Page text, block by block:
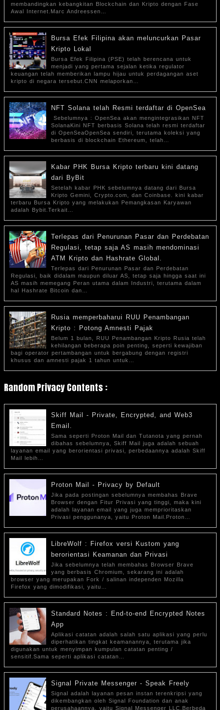
membandingkan kebangkitan Blockchain dan Kripto dengan Fase
Awal Internet.Marc Andreessen…
Bursa Efek Filipina akan meluncurkan Pasar
Kripto Lokal
Bursa Efek Filipina (PSE) telah berencana untuk
menjadi yang pertama sejalan ketika regulator
keuangan telah memberikan lampu hijau untuk perdagangan aset
kripto di negara tersebut.CNN melaporkan…
NFT Solana telah Resmi terdaftar di OpenSea
Sebelumnya : OpenSea akan mengintegrasikan NFT
SolanaKini NFT berbasis Solana telah resmi terdaftar
di OpenSeaOpenSea sendiri, terutama koleksi yang
berbasis di blockchain Ethereum, telah…
Kabar PHK Bursa Kripto terbaru kini datang
dari ByBit
Setelah kabar PHK sebelumnya datang dari Bursa
Kripto Gemini, Crypto.com, dan Coinbase. kini kabar
terbaru Bursa Kripto yang melakukan Pemangkasan Karyawan
adalah Bybit.Terkait…
Terlepas dari Penurunan Pasar dan Perdebatan
Regulasi, tetap saja AS masih mendominasi
ATM Kripto dan Hashrate Global.
Terlepas dari Penurunan Pasar dan Perdebatan
Regulasi, baik didalam maupun diluar AS, tetap saja hingga saat ini
AS masih memegang Peran utama dalam Industri, terutama dalam
hal Hashrate Bitcoin dan…
Rusia memperbaharui RUU Penambangan
Kripto : Potong Amnesti Pajak
Belum 1 bulan, RUU Penambangan Kripto Rusia telah
kehilangan beberapa poin penting, seperti kewajiban
bagi operator pertambangan untuk bergabung dengan registri
khusus dan amnesti pajak 1 tahun untuk…
Random Privacy Contents :
Skiff Mail - Private, Encrypted, and Web3
Email.
Sama seperti Proton Mail dan Tutanota yang pernah
dibahas sebelumnya, Skiff Mail juga adalah sebuah
layanan email yang berorientasi privasi, perbedaannya adalah Skiff
Mail lebih…
Proton Mail - Privacy by Default
Jika pada postingan sebelumnya membahas Brave
Browser dengan Fitur Privasi yang tinggi, maka kini
adalah layanan email yang juga memprioritaskan
Privasi penggunanya, yaitu Proton Mail.Proton…
LibreWolf : Firefox versi Kustom yang
berorientasi Keamanan dan Privasi
Jika sebelumnya telah membahas Browser Brave
yang berbasis Chromium, sekarang ini adalah
browser yang merupakan Fork / salinan independen Mozilla
Firefox yang dimodifikasi, yaitu…
Standard Notes : End-to-end Encrypted Notes
App
Aplikasi catatan adalah salah satu aplikasi yang perlu
diperhatikan tingkat keamanannya, terutama jika
digunakan untuk menyimpan kumpulan catatan penting /
sensitif.Sama seperti aplikasi catatan…
Signal Private Messenger - Speak Freely
Signal adalah layanan pesan instan terenkripsi yang
dikembangkan oleh Signal Foundation dan anak
perusahaannya, yaitu Signal Messenger LLC.Berbeda